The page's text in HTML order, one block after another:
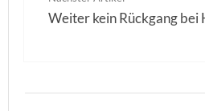
Weiter kein Rückgang